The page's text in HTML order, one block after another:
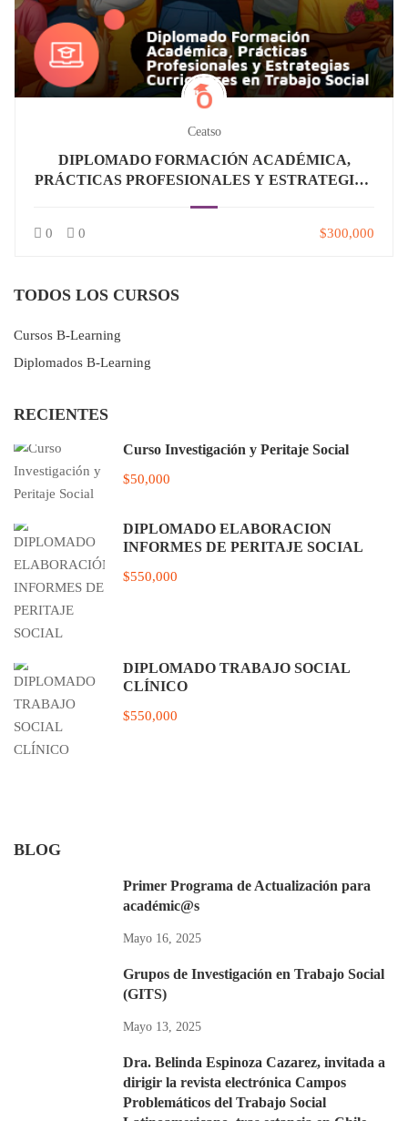
Ceatso
DIPLOMADO FORMACIÓN ACADÉMICA,
PRÁCTICAS PROFESIONALES Y ESTRATEGIAS
0 0 $300,000
TODOS LOS CURSOS
Cursos B-Learning
Diplomados B-Learning
RECIENTES
Curso Investigación y Peritaje Social
$50,000
DIPLOMADO ELABORACIÓN
INFORMES DE PERITAJE SOCIAL
$550,000
DIPLOMADO TRABAJO SOCIAL
CLÍNICO
$550,000
BLOG
Primer Programa de Actualización para
académic@s
Mayo 16, 2025
Grupos de Investigación en Trabajo Social
(GITS)
Mayo 13, 2025
Dra. Belinda Espinoza Cazarez, invitada a
dirigir la revista electrónica Campos
Problemáticos del Trabajo Social